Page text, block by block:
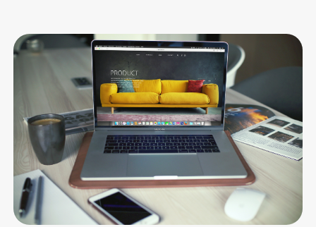
B2B
Figma zu Webflow: Wo im Handoff das
Geld verloren geht
Lorem ipsum dolor sit amet, consectetur adipiscing elit.
Suspendisse varius enim in eros.
Le Turbo Redaktion
22 Jul 26 • 5 min Lesezeit